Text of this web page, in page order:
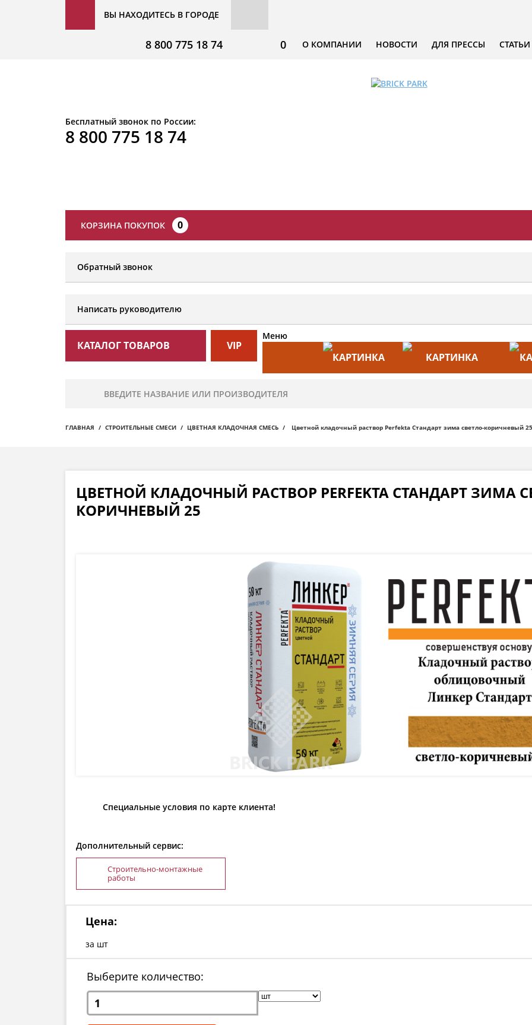
ВЫ НАХОДИТЕСЬ В ГОРОДЕ
О КОМПАНИИ НОВОСТИ ДЛЯ ПРЕССЫ СТАТЬИ
0
8 800 775 18 74
Бесплатный звонок по России:
8 800 775 18 74
КОРЗИНА ПОКУПОК 0
Обратный звонок
Написать руководителю
КАТАЛОГ ТОВАРОВ VIP
Меню
ГЛАВНАЯ СТРОИТЕЛЬНЫЕ СМЕСИ ЦВЕТНАЯ КЛАДОЧНАЯ СМЕСЬ Цветной кладочный раствор Perfekta Стандарт зима светло-коричневый 25
ЦВЕТНОЙ КЛАДОЧНЫЙ РАСТВОР PERFEKTA СТАНДАРТ ЗИМА
КОРИЧНЕВЫЙ 25
Специальные условия по карте клиента!
Дополнительный сервис:
Строительно-монтажные
работы
Цена:
за шт
Выберите количество: